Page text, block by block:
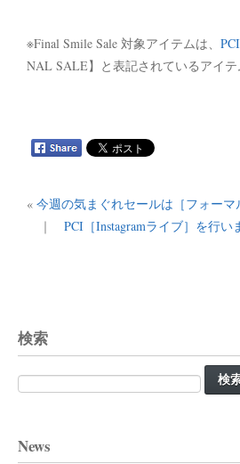
※Final Smile Sale 対象アイテムは、
NAL SALE】と表記されているアイテ
« 今週の気まぐれセールは［フォーマ
｜ PCI［Instagramライブ］を行い
検索
検
索:
News